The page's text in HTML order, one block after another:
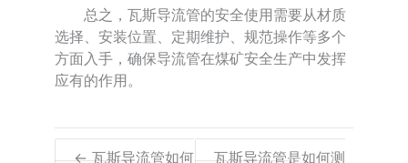
总之，瓦斯导流管的安全使用需要从材质
选择、安装位置、定期维护、规范操作等多个
方面入手，确保导流管在煤矿安全生产中发挥
应有的作用。
← 瓦斯导流管如何
瓦斯导流管是如何测